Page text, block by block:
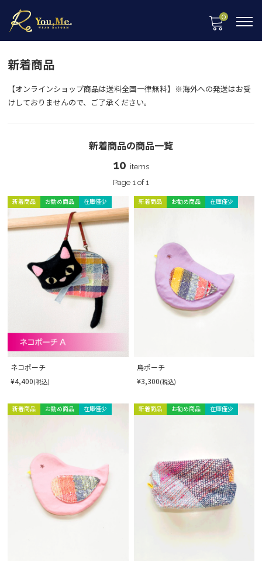
0
新着商品
【オンラインショップ商品は送料全国一律無料】※海外への発送はお受
けしておりませんので、ご了承ください。
新着商品の商品一覧
10 items
Page 1 of 1
新着商品 お勧め商品 在庫僅少
ネコポーチ
¥4,400(税込)
新着商品 お勧め商品 在庫僅少
鳥ポーチ
¥3,300(税込)
新着商品 お勧め商品 在庫僅少 新着商品 お勧め商品 在庫僅少